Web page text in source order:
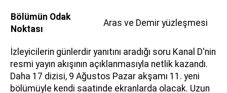
Bölümün Odak
Noktası
Aras ve Demir yüzleşmesi
İzleyicilerin günlerdir yanıtını aradığı soru Kanal D'nin
resmi yayın akışının açıklanmasıyla netlik kazandı.
Daha 17 dizisi, 9 Ağustos Pazar akşamı 11. yeni
bölümüyle kendi saatinde ekranlarda olacak. Uzun